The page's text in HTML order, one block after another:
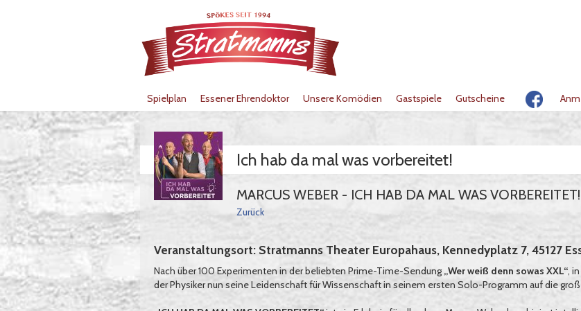
Spielplan Essener Ehrendoktor Unsere Komödien Gastspiele Gutscheine
Ich hab da mal was vorbereitet!
MARCUS WEBER - ICH HAB DA MAL WAS
Zurück
Veranstaltungsort: Stratmanns Theater Europahaus, Kennedyplatz 7, 45127
Nach über 100 Experimenten in der beliebten Prime-Time-Sendung„Wer weiß denn sowas XXL“,
der Physiker nun seine Leidenschaft für Wissenschaft in seinem ersten Solo-Programm auf die